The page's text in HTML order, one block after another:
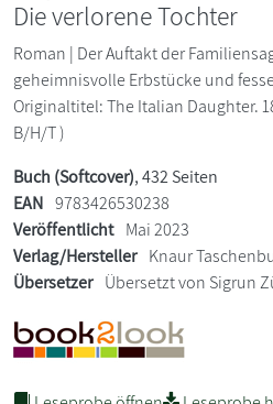
Die verlorene Tochter
Roman | Der Auftakt der
geheimnisvolle Erbstücke und
Originaltitel: The Italian Daughter.
B/H/T )
Buch (Softcover), 432 Seiten
EAN 9783426530238
Veröffentlicht Mai 2023
Verlag/Hersteller Knaur
Übersetzer Übersetzt von Sigrun